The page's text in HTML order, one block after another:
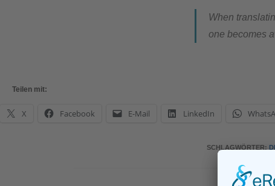
When
one becomes
Teilen mit:
X Facebook E-Mail LinkedIn
SCHLAGWÖRTER: